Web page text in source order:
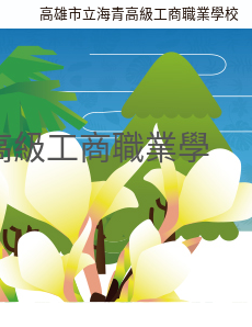
高雄市立海青高級工商職業學校
級工商職業學